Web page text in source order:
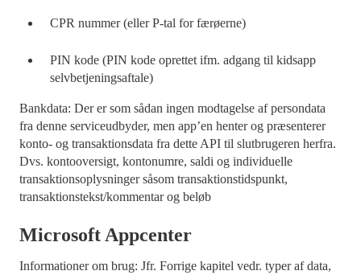
CPR nummer (eller P-tal for færøerne)
PIN kode (PIN kode oprettet ifm. adgang til kidsapp
selvbetjeningsaftale)
Bankdata: Der er som sådan ingen modtagelse af persondata
fra denne serviceudbyder, men app’en henter og præsenterer
konto- og transaktionsdata fra dette API til slutbrugeren herfra.
Dvs. kontooversigt, kontonumre, saldi og individuelle
transaktionsoplysninger såsom transaktionstidspunkt,
transaktionstekst/kommentar og beløb
Microsoft Appcenter
Informationer om brug: Jfr. Forrige kapitel vedr. typer af data,